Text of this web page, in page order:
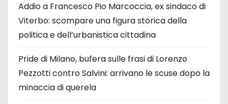
Addio a Francesco Pio Marcoccia, ex sindaco di
Viterbo: scompare una figura storica della
politica e dell’urbanistica cittadina
Pride di Milano, bufera sulle frasi di Lorenzo
Pezzotti contro Salvini: arrivano le scuse dopo la
minaccia di querela